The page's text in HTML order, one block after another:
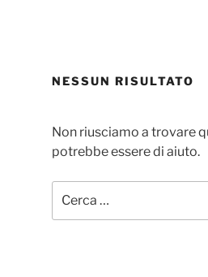
NESSUN RISULTATO
Non riusciamo a trovare
potrebbe essere di aiuto.